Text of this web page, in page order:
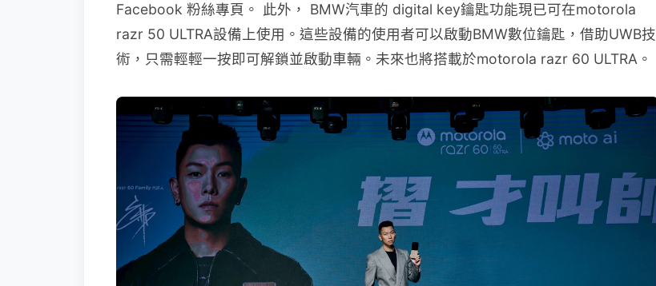
Facebook 粉絲專頁。 此外， BMW汽車的 digital key鑰匙功能現已可在motorola
razr 50 ULTRA設備上使用。這些設備的使用者可以啟動BMW數位鑰匙，借助UWB技
術，只需輕輕一按即可解鎖並啟動車輛。未來也將搭載於motorola razr 60 ULTRA。